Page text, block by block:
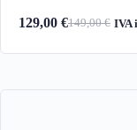
149,00€
Il
prezzo
129,00 €
Il
prezzo
IVA